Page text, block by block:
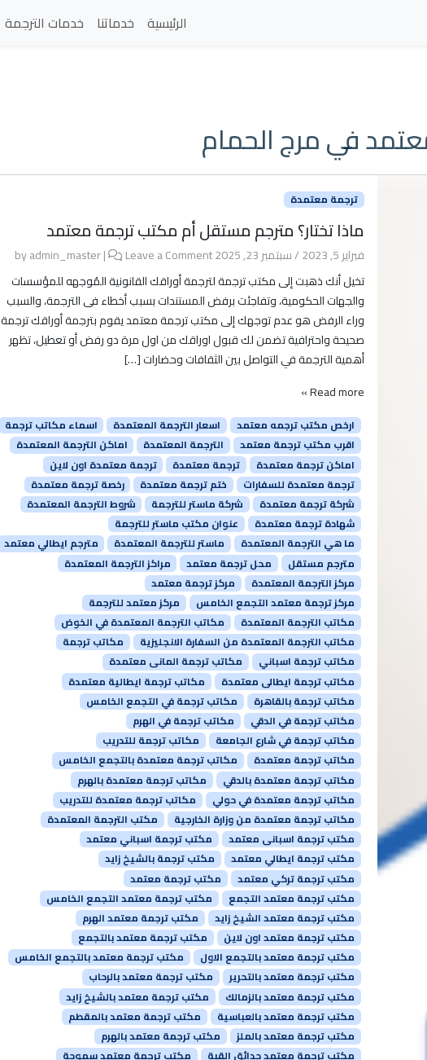
الرئيسية خدماتنا خدمات الترجمة
في مرج الحمام
ترجمة معتمدة
ماذا تختار؟ مترجم مستقل أم مكتب ترجمة معتمد
فبراير 5, 2023 /سبتمبر 23, 2025 by
admin_master|
Leave a Comment
تخيل أنك ذهبت إلى مكتب ترجمة لترجمة أوراقك القانونية المُوجهه للمؤسسات
والجهات الحكومية، وتفاجئت برفض المستندات بسبب أخطاء فى الترجمة، والسبب
وراء الرفض هو عدم توجهك إلى مكتب ترجمة معتمد يقوم بترجمة أوراقك ترجمة
صحيحة واحترافية تضمن لك قبول اوراقك من اول مرة دو رفض أو تعطيل، تظهر
أهمية الترجمة في التواصل بين الثقافات وحضارات […]
Read more »
ارخص مكتب ترجمه معتمد اسعار الترجمة المعتمدة
اسماء مكاتب ترجمة
اقرب مكتب ترجمة معتمد
الترجمة المعتمدة
اماكن الترجمة المعتمدة
اماكن ترجمة معتمدة
ترجمة معتمدة
ترجمة معتمدة اون لاين
ترجمة معتمدة للسفارات
ختم ترجمة معتمدة
رخصة ترجمة معتمدة
شركة ترجمة معتمدة
شركة ماستر للترجمة
شروط الترجمة المعتمدة
شهادة ترجمة معتمدة
عنوان مكتب ماستر للترجمة
ما هي الترجمة المعتمدة
ماستر للترجمة المعتمدة
مترجم ايطالي معتمد
مترجم مستقل
محل ترجمة معتمد
مراكز الترجمة المعتمدة
مركز الترجمة المعتمدة
مركز ترجمة معتمد
مركز ترجمة معتمد التجمع الخامس
مركز معتمد للترجمة
مكاتب الترجمة المعتمدة
مكاتب الترجمة المعتمدة في الخوض
مكاتب الترجمة المعتمدة من السفارة الانجليزية
مكاتب ترجمة
مكاتب ترجمة اسباني
مكاتب ترجمة المانى معتمدة
مكاتب ترجمة ايطالى معتمدة
مكاتب ترجمة ايطالية معتمدة
مكاتب ترجمة بالقاهرة
مكاتب ترجمة في التجمع الخامس
مكاتب ترجمة في الدقي
مكاتب ترجمة في الهرم
مكاتب ترجمة في شارع الجامعة
مكاتب ترجمة للتدريب
مكاتب ترجمة معتمدة
مكاتب ترجمة معتمدة بالتجمع الخامس
مكاتب ترجمة معتمدة بالدقي
مكاتب ترجمة معتمدة بالهرم
مكاتب ترجمة معتمدة في حولي
مكاتب ترجمة معتمدة للتدريب
مكاتب ترجمة معتمدة من وزارة الخارجية
مكتب الترجمة المعتمدة
مكتب ترجمة اسبانى معتمد
مكتب ترجمة اسباني معتمد
مكتب ترجمة ايطالي معتمد
مكتب ترجمة بالشيخ زايد
مكتب ترجمة تركي معتمد
مكتب ترجمة معتمد
مكتب ترجمة معتمد التجمع
مكتب ترجمة معتمد التجمع الخامس
مكتب ترجمة معتمد الشيخ زايد
مكتب ترجمة معتمد الهرم
مكتب ترجمة معتمد اون لاين
مكتب ترجمة معتمد بالتجمع
مكتب ترجمة معتمد بالتجمع الاول
مكتب ترجمة معتمد بالتجمع الخامس
مكتب ترجمة معتمد بالتحرير
مكتب ترجمة معتمد بالرحاب
مكتب ترجمة معتمد بالزمالك
مكتب ترجمة معتمد بالشيخ زايد
مكتب ترجمة معتمد بالعباسية
مكتب ترجمة معتمد بالمقطم
مكتب ترجمة معتمد بالملز
مكتب ترجمة معتمد بالهرم
مكتب ترجمة معتمد حدائق القبة
مكتب ترجمة معتمد سموحة